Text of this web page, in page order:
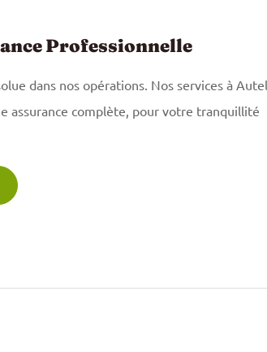
Professionnelle
dans nos opérations. Nos services à
assurance complète, pour votre tranquillité